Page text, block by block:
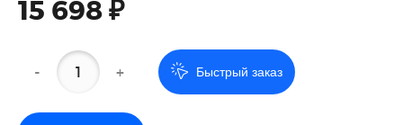
15 698 ₽
- + Быстрый заказ